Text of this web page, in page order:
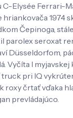
C-Elysée Ferrari-
1974
Čepinoga,
parolex seroxat
Düsseldorfom,
Vyčíta l
pri IQ
roxy črtať vďaka
prevládajúco.